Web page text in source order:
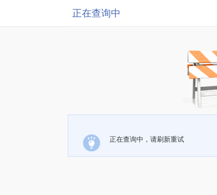
正在查询中
正在查询中，请刷新重试